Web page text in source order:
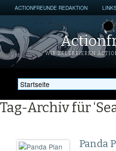
ACTIONFREUNDE REDAKTION
WIR ZELEBRIEREN
Tag-Archiv für
Panda